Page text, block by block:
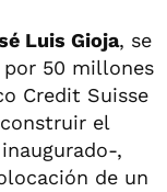
Luis Gioja, se
50 millones
Credit Suisse
el
,
de un